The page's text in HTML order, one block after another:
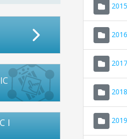
I
2015
2016
2017
2018
2019